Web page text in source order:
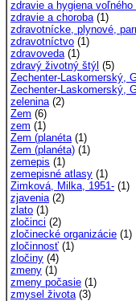
zdravie a hygiena voľného
zdravie a choroba(1)
zdravotnícke, plynové,
zdravotníctvo (1)
zdravoveda(1)
zdravý životný štýl (5)
Zechenter-Laskomerský,
Zechenter-Laskomerský,
zelenina(2)
Zem (6)
zem (1)
Zem (planéta(1)
Zem (planéta) (1)
zemepis (1)
zemepisné atlasy (1)
Zimková, Milka, 1951- (1)
zjavenia(2)
zlato (1)
zločinci (2)
zločinecké organizácie (1)
zločinnosť (1)
zločiny (4)
zmeny (1)
zmeny počasie (1)
zmysel života(3)